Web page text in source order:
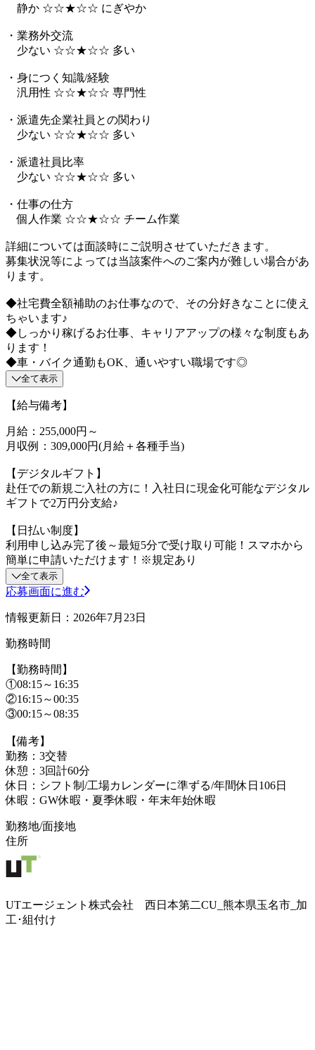
静か ☆☆★☆☆ にぎやか
・業務外交流
少ない ☆☆★☆☆ 多い
・身につく知識/経験
汎用性 ☆☆★☆☆ 専門性
・派遣先企業社員との関わり
少ない ☆☆★☆☆ 多い
・派遣社員比率
少ない ☆☆★☆☆ 多い
・仕事の仕方
個人作業 ☆☆★☆☆ チーム作業
詳細については面談時にご説明させていただきます。
募集状況等によっては当該案件へのご案内が難しい場合があ
ります。
◆社宅費全額補助のお仕事なので、その分好きなことに使え
ちゃいます♪
◆しっかり稼げるお仕事、キャリアアップの様々な制度もあ
ります！
◆車・バイク通勤もOK、通いやすい職場です◎
全て表示
【給与備考】
月給：255,000円～
月収例：309,000円(月給＋各種手当)
【デジタルギフト】
赴任での新規ご入社の方に！入社日に現金化可能なデジタル
ギフトで2万円分支給♪
【日払い制度】
利用申し込み完了後～最短5分で受け取り可能！スマホから
簡単に申請いただけます！※規定あり
全て表示
応募画面に進む
情報更新日：2026年7月23日
勤務時間
【勤務時間】
①08:15～16:35
②16:15～00:35
③00:15～08:35
【備考】
勤務：3交替
休憩：3回計60分
休日：シフト制/工場カレンダーに準ずる/年間休日106日
休暇：GW休暇・夏季休暇・年末年始休暇
勤務地/面接地
住所
UTエージェント株式会社 西日本第二CU_熊本県玉名市_加
工･組付け